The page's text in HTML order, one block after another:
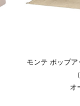
モンテ ポップ
オ